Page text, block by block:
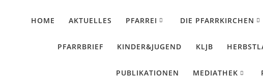
HOME AKTUELLES PFARREI DIE PFARRKIRCHEN
PFARRBRIEF KINDER&JUGEND KLJB
PUBLIKATIONEN MEDIATHEK